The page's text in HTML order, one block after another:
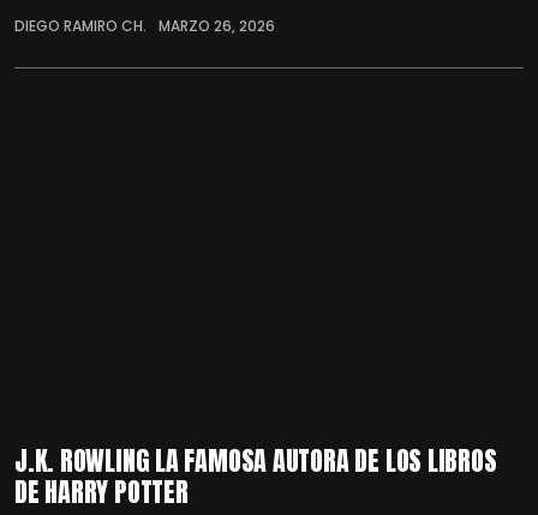
DIEGO RAMIRO CH. MARZO 26, 2026
J.K. ROWLING LA FAMOSA AUTORA DE LOS LIBROS
DE HARRY POTTER